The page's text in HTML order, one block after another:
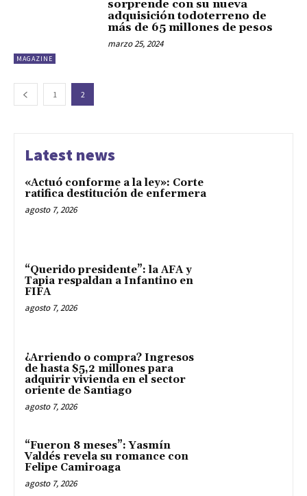
MAGAZINE
sorprende con su nueva
adquisición todoterreno de
más de 65 millones de pesos
marzo 25, 2024
1 2
Latest news
«Actuó conforme a la ley»: Corte
ratifica destitución de enfermera
agosto 7, 2026
“Querido presidente”: la AFA y
Tapia respaldan a Infantino en
FIFA
agosto 7, 2026
¿Arriendo o compra? Ingresos
de hasta $5,2 millones para
adquirir vivienda en el sector
oriente de Santiago
agosto 7, 2026
“Fueron 8 meses”: Yasmín
Valdés revela su romance con
Felipe Camiroaga
agosto 7, 2026